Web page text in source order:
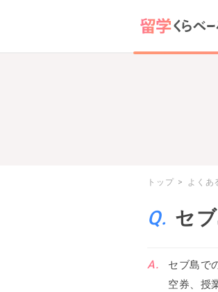
トップ よくあ
セ
セブ島で
空券、授